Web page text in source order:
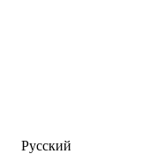
Русский